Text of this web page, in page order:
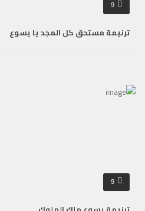
9
ترنيمة مستحق كل المجد يا يسوع
9